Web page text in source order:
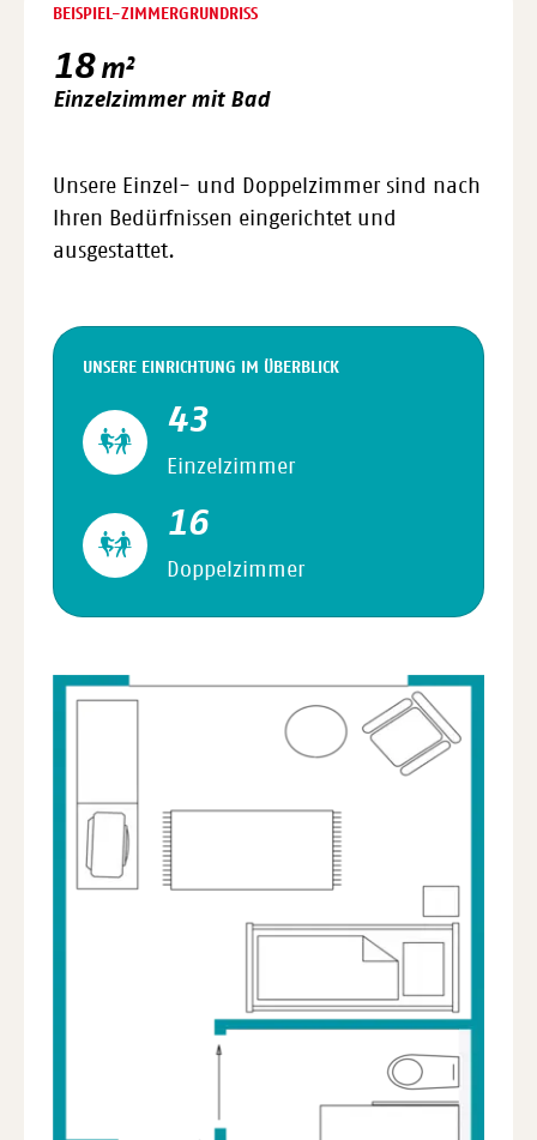
BEISPIEL-ZIMMERGRUNDRISS
18 m²
Einzelzimmer mit Bad
Unsere Einzel- und Doppelzimmer sind nach
Ihren Bedürfnissen eingerichtet und
ausgestattet.
UNSERE EINRICHTUNG IM ÜBERBLICK
43
Einzelzimmer
16
Doppelzimmer